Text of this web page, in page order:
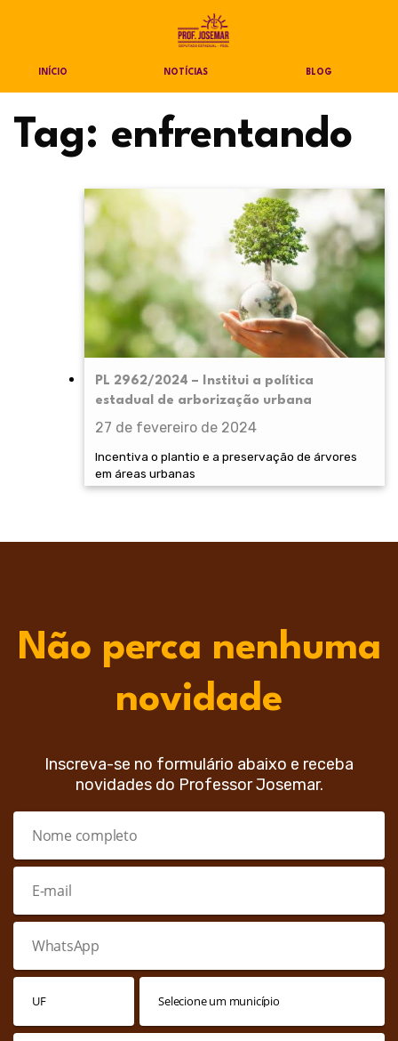
INÍCIO NOTÍCIAS BLOG
Tag: enfrentando
PL 2962/2024 – Institui a política
estadual de arborização urbana
27 de fevereiro de 2024
Incentiva o plantio e a preservação de árvores
em áreas urbanas
Não perca nenhuma
novidade
Inscreva-se no formulário abaixo e receba
novidades do Professor Josemar.